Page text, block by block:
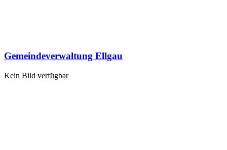
Gemeindeverwaltung Ellgau
Kein Bild verfügbar